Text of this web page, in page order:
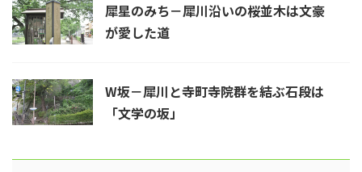
犀星のみち－犀川沿いの桜並木は文豪
が愛した道
W坂－犀川と寺町寺院群を結ぶ石段は
「文学の坂」